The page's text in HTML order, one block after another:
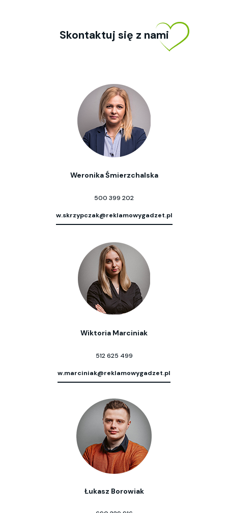
Skontaktuj się z nami
Weronika Śmierzchalska
500 399 202
w.skrzypczak@reklamowygadzet.pl
Wiktoria Marciniak
512 625 499
w.marciniak@reklamowygadzet.pl
Łukasz Borowiak